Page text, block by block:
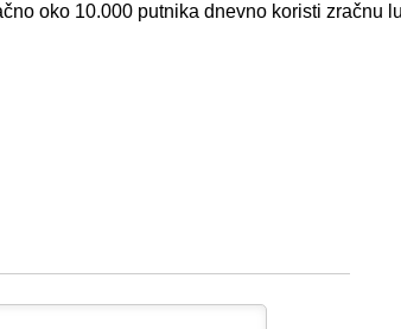
oko 10.000 putnika dnevno koristi zračnu